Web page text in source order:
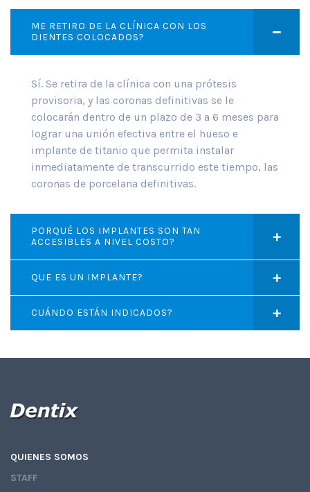
ME RETIRO DE LA CLÍNICA CON LOS
DIENTES COLOCADOS?
Sí. Se retira de la clínica con una prótesis
provisoria, y las coronas definitivas se le
colocarán dentro de un plazo de 3 a 6 meses para
lograr una unión efectiva entre el hueso e
implante de titanio que permita instalar
inmediatamente de transcurrido este tiempo, las
coronas de porcelana definitivas.
PORQUÉ LOS IMPLANTES SON TAN
ACCESIBLES A NIVEL COSTO?
QUE ES UN IMPLANTE?
CUÁNDO ESTÁN INDICADOS?
QUIENES SOMOS
STAFF